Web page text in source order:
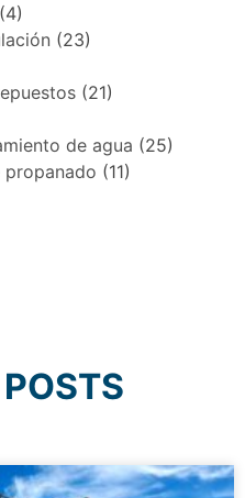
(4)
(23)
(21)
de agua (25)
propanado (11)